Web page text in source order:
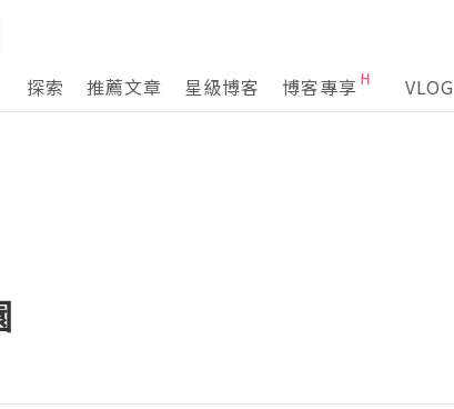
探索
推薦文章 星級博客 博客專享 VLOG